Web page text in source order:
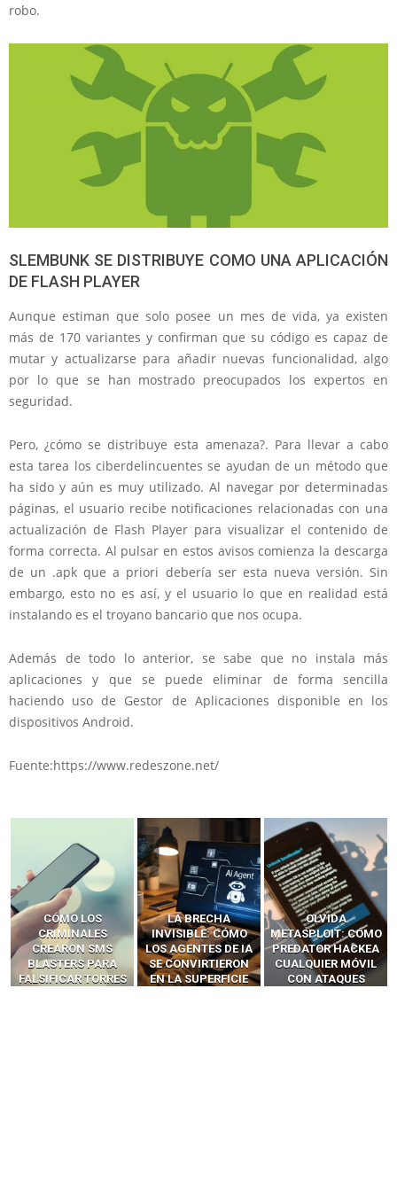
robo.
SLEMBUNK SE DISTRIBUYE COMO UNA APLICACIÓN
DE FLASH PLAYER
Aunque estiman que solo posee un mes de vida, ya existen
más de 170 variantes y confirman que su código es capaz de
mutar y actualizarse para añadir nuevas funcionalidad, algo
por lo que se han mostrado preocupados los expertos en
seguridad.
Pero, ¿cómo se distribuye esta amenaza?. Para llevar a cabo
esta tarea los ciberdelincuentes se ayudan de un método que
ha sido y aún es muy utilizado. Al navegar por determinadas
páginas, el usuario recibe notificaciones relacionadas con una
actualización de Flash Player para visualizar el contenido de
forma correcta. Al pulsar en estos avisos comienza la descarga
de un .apk que a priori debería ser esta nueva versión. Sin
embargo, esto no es así, y el usuario lo que en realidad está
instalando es el troyano bancario que nos ocupa.
Además de todo lo anterior, se sabe que no instala más
aplicaciones y que se puede eliminar de forma sencilla
haciendo uso de Gestor de Aplicaciones disponible en los
dispositivos Android.
Fuente:https://www.redeszone.net/
LA BRECHA
INVISIBLE: CÓMO
LOS AGENTES DE IA
SE CONVIRTIERON
EN LA SUPERFICIE
OLVIDA
METASPLOIT: CÓMO
PREDATOR HACKEA
CUALQUIER MÓVIL
CON ATAQUES
CÓMO LOS HACKERS
INTERCEPTAN OTPS
Y LLAMADAS
MÓVILES SIN
‘HACKEAR’ — EL